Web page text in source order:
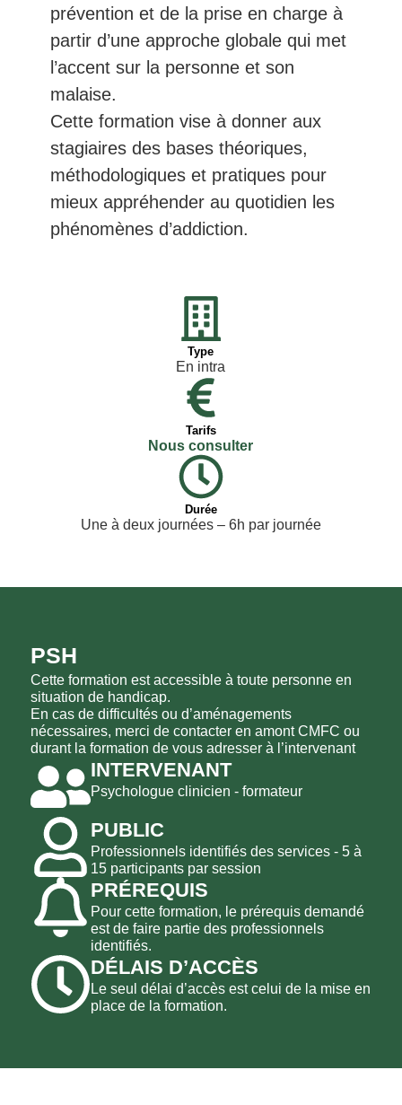
prévention et de la prise en charge à
partir d’une approche globale qui met
l’accent sur la personne et son
malaise.
Cette formation vise à donner aux
stagiaires des bases théoriques,
méthodologiques et pratiques pour
mieux appréhender au quotidien les
phénomènes d’addiction.
Type
En intra
Tarifs
Nous consulter
Durée
Une à deux journées – 6h par journée
INTERVENANT
Psychologue clinicien - formateur
PUBLIC
Professionnels identifiés des services - 5 à
15 participants par session
PRÉREQUIS
Pour cette formation, le prérequis demandé
est de faire partie des professionnels
identifiés.
DÉLAIS D’ACCÈS
Le seul délai d’accès est celui de la mise en
place de la formation.
PSH
Cette formation est accessible à toute personne en
situation de handicap.
En cas de difficultés ou d’aménagements
nécessaires, merci de contacter en amont CMFC ou
durant la formation de vous adresser à l’intervenant